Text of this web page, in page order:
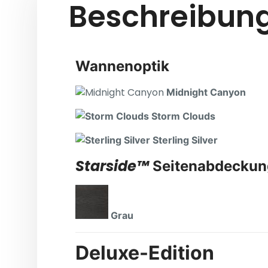
Midnight
Storm Clouds
Sterling Silver
Starside™
Grau
Deluxe-Edition